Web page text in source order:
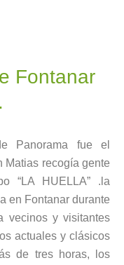
Fontanar
Panorama fue el
Matias recogía gente
“LA HUELLA” .la
en Fontanar durante
vecinos y visitantes
actuales y clásicos
de tres horas, los